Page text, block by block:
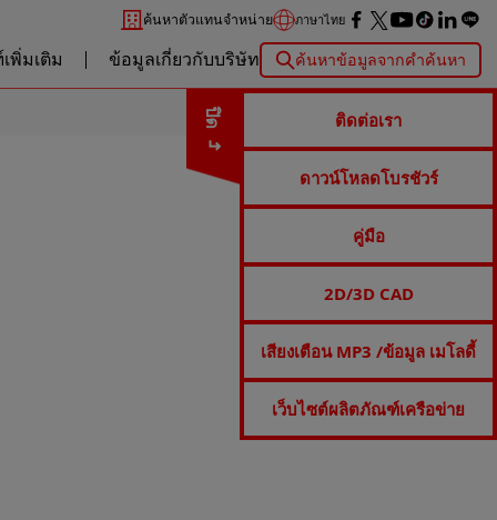
ค้นหาตัวแทนจำหน่าย ภาษาไทย
พิ่มเติม ข้อมูลเกี่ยวกับบริษัท ค้นหาข้อมูลจากคำค้นหา
ปิด ติดต่อเรา
ดาวน์โหลดโบรชัวร์
คู่มือ
2D/3D CAD
เสียงเตือน MP3 /ข้อมูล เมโลดี้
เว็บไซต์ผลิตภัณฑ์เครือข่าย